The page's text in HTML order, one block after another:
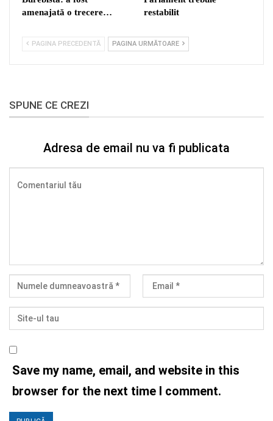
amenajată o trecere…
restabilit
PAGINA PRECEDENTĂ PAGINA URMĂTOARE
SPUNE CE CREZI
Adresa de email nu va fi publicata
Save my name, email, and website in this
browser for the next time I comment.